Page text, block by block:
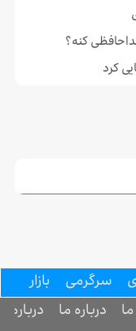
کنه؟
کرد
سرگرمی
بازار
درباره ما درباره